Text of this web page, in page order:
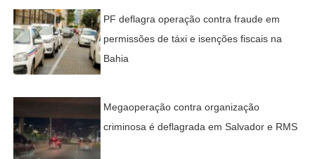
PF deflagra operação contra fraude em
permissões de táxi e isenções fiscais na
Bahia
Megaoperação contra organização
criminosa é deflagrada em Salvador e RMS